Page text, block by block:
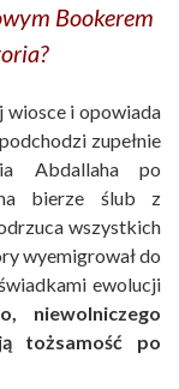
Bookerem
wiosce i opowiada
zupełnie
Abdallaha po
bierze ślub z
wszystkich
wyemigrował do
ewolucji
niewolniczego
tożsamość po